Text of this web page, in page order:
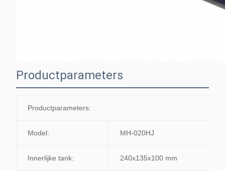
Productparameters
Productparameters:
Model: MH-020HJ
Innerlijke tank: 240x135x100 mm